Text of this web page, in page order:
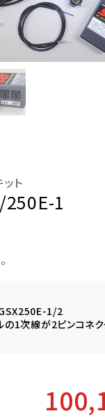
ト
250E-1
1/2
1次線が2ピンコネク